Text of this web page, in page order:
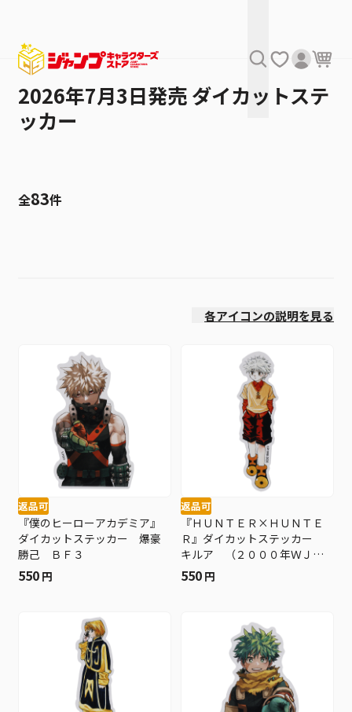
2026年7月3日発売 ダイカットステ
ッカー
全83件
各アイコンの説明を見る
返品可
『僕のヒーローアカデミア』
ダイカットステッカー 爆豪
勝己 ＢＦ３
550 円
返品可
『ＨＵＮＴＥＲ×ＨＵＮＴＥ
Ｒ』ダイカットステッカー
キルア （２０００年ＷＪ
５・６号） ＢＦ３
550 円